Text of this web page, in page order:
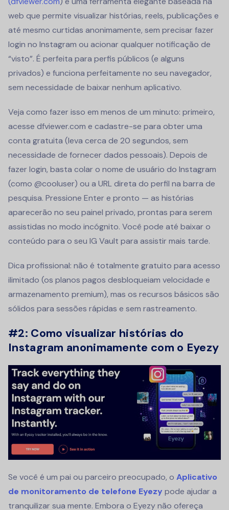
web que permite visualizar histórias, reels, publicações e
até mesmo curtidas anonimamente, sem precisar fazer
login no Instagram ou acionar qualquer notificação de
“visto”. É perfeita para perfis públicos (e alguns
privados) e funciona perfeitamente no seu navegador,
sem necessidade de baixar nenhum aplicativo.
Veja como fazer isso em menos de um minuto: primeiro,
acesse dfviewer.com e cadastre-se para obter uma
conta gratuita (leva cerca de 20 segundos, sem
necessidade de fornecer dados pessoais). Depois de
fazer login, basta colar o nome de usuário do Instagram
(como @cooluser) ou a URL direta do perfil na barra de
pesquisa. Pressione Enter e pronto — as histórias
aparecerão no seu painel privado, prontas para serem
assistidas no modo incógnito. Você pode até baixar o
conteúdo para o seu IG Vault para assistir mais tarde.
Dica profissional: não é totalmente gratuito para acesso
ilimitado (os planos pagos desbloqueiam velocidade e
armazenamento premium), mas os recursos básicos são
sólidos para sessões rápidas e sem rastreamento.
#2: Como visualizar histórias do
Instagram anonimamente com o Eyezy
Se você é um pai ou parceiro preocupado, o Aplicativo
de monitoramento de telefone Eyezy pode ajudar a
tranquilizar sua mente. Embora o Eyezy não ofereça